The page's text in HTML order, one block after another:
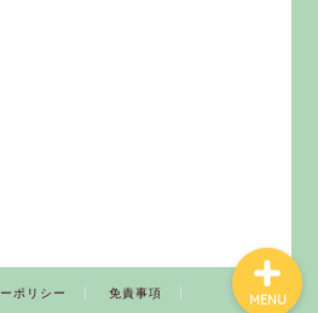
ポリシー 免責事項 MENU